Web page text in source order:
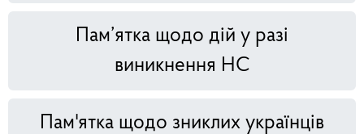
Пам’ятка щодо дій у разі
виникнення НС
Пам'ятка щодо зниклих українців